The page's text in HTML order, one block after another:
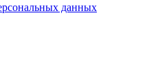
данных